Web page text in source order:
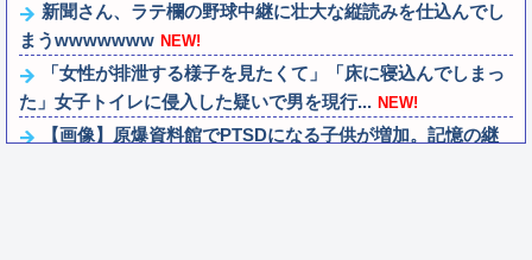
新聞さん、ラテ欄の野球中継に壮大な縦読みを仕込んでし
まうwwwwwww NEW!
「女性が排泄する様子を見たくて」「床に寝込んでしまっ
た」女子トイレに侵入した疑いで男を現行... NEW!
【画像】原爆資料館でPTSDになる子供が増加。記憶の継